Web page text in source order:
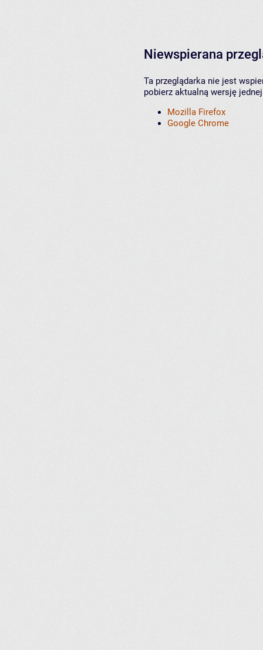
Niewspierana
Ta przeglądarka nie jest
pobierz aktualną wersję
Mozilla Firefox
Google Chrome